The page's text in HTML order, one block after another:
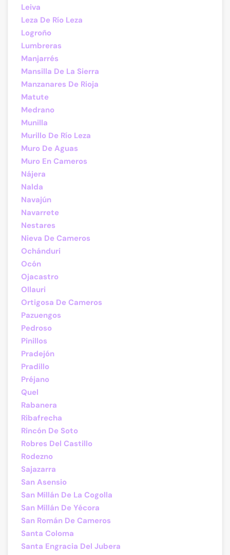
Leiva
Leza De Río Leza
Logroño
Lumbreras
Manjarrés
Mansilla De La Sierra
Manzanares De Rioja
Matute
Medrano
Munilla
Murillo De Río Leza
Muro De Aguas
Muro En Cameros
Nájera
Nalda
Navajún
Navarrete
Nestares
Nieva De Cameros
Ochánduri
Ocón
Ojacastro
Ollauri
Ortigosa De Cameros
Pazuengos
Pedroso
Pinillos
Pradejón
Pradillo
Préjano
Quel
Rabanera
Ribafrecha
Rincón De Soto
Robres Del Castillo
Rodezno
Sajazarra
San Asensio
San Millán De La Cogolla
San Millán De Yécora
San Román De Cameros
Santa Coloma
Santa Engracia Del Jubera